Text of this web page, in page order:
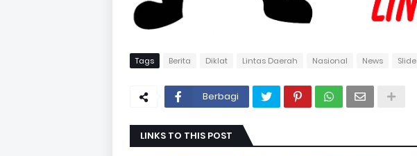
Tags Berita Diklat Lintas Daerah Nasional News Slide
Berbagi
LINKS TO THIS POST